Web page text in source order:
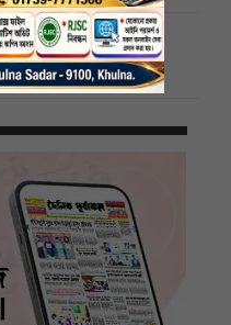
বিজ্ঞানী পিসি